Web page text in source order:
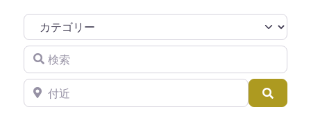
カテゴリー
検索
付近